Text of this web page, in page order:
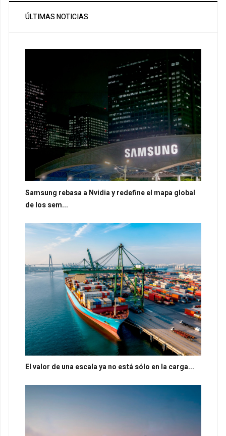
ÚLTIMAS NOTICIAS
Samsung rebasa a Nvidia y redefine el mapa global
de los sem...
El valor de una escala ya no está sólo en la carga...